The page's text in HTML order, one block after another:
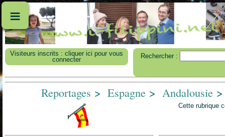
Visiteurs inscrits : cliquer ici pour vous
connecter
Rechercher :
≡
Reportages >Espagne > Andalousie >
Cette rubrique